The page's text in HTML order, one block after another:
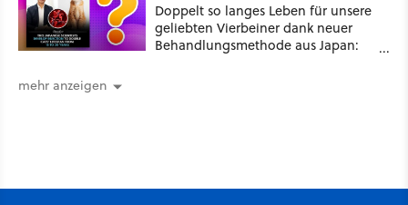
Doppelt so langes Leben für unsere
geliebten Vierbeiner dank neuer
Behandlungsmethode aus Japan:
mehr anzeigen